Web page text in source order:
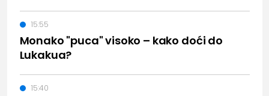
Monako "puca" visoko – kako doći do
Lukakua?
15:55
15:40